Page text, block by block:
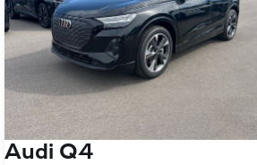
Audi Q4